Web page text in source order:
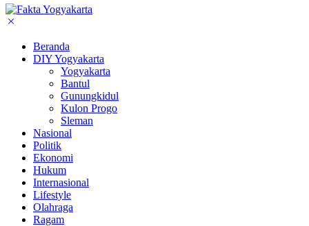
Beranda
DIY Yogyakarta
Yogyakarta
Bantul
Gunungkidul
Kulon Progo
Sleman
Nasional
Politik
Ekonomi
Hukum
Internasional
Lifestyle
Olahraga
Ragam